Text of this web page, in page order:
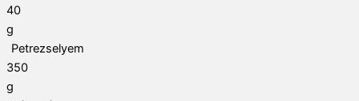
40
g
Petrezselyem
350
g